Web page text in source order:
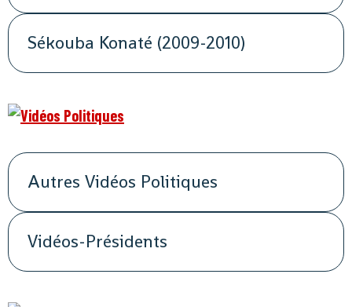
Sékouba Konaté (2009-2010)
Autres Vidéos Politiques
Vidéos-Présidents